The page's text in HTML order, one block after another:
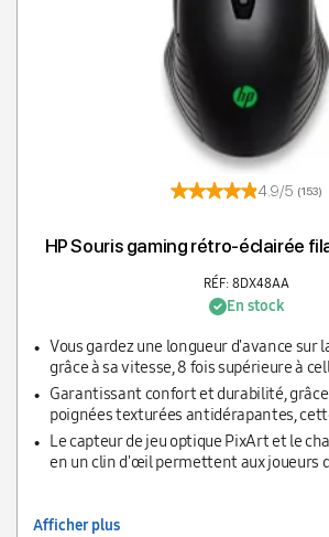
4.9/5 (153)
HP Souris gaming rétro-éclairée
RÉF: 8DX48AA
En stock
Vous gardez une longueur d'avance sur
grâce à sa vitesse, 8 fois supérieure à
standard.
Garantissant confort et durabilité,
poignées texturées antidérapantes,
supporter jusqu'à 10 millions de clics
Le capteur de jeu optique PixArt et le
en un clin d'œil permettent aux joueurs
Afficher plus